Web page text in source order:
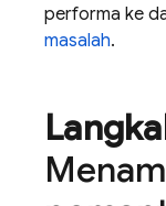
performa ke
masalah.